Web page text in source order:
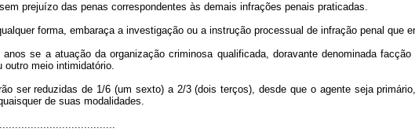
prejuízo das penas correspondentes às demais infrações penais praticadas.
forma, embaraça a investigação ou a instrução processual de infração penal que
se a atuação da organização criminosa qualificada, doravante denominada
meio intimidatório.
ser reduzidas de 1/6 (um sexto) a 2/3 (dois terços), desde que o agente seja
de suas modalidades.